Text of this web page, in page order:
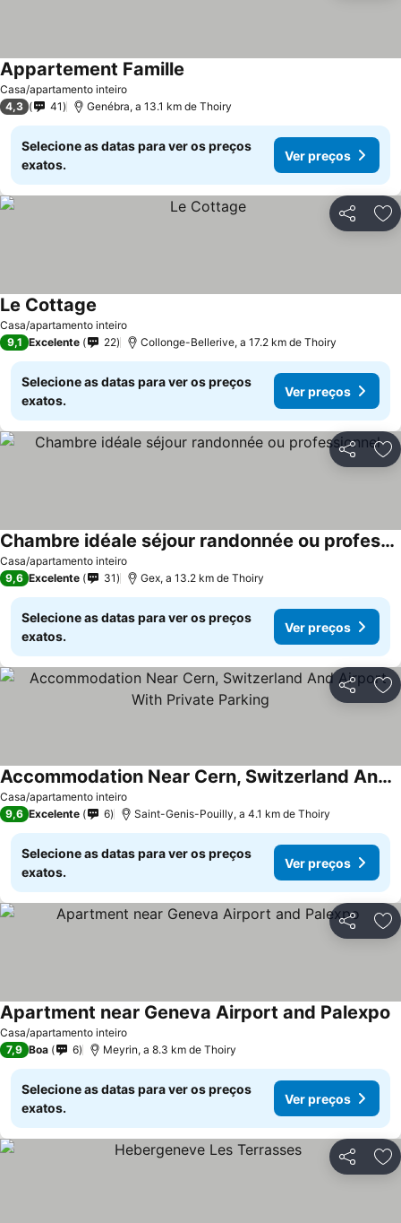
Casa/apartamento inteiro
Appartement Famille
4,3 41 Genébra, a 13.1 km de Thoiry
Selecione as datas para ver os preços
exatos.
Ver preços
Partilhar
Casa/apartamento inteiro
Le Cottage
9,1 Excelente 22 Collonge-Bellerive, a 17.2 km de Thoiry
Selecione as datas para ver os preços
exatos.
Ver preços
Partilhar
Casa/apartamento inteiro
Chambre idéale séjour randonnée ou professionnel
9,6 Excelente 31 Gex, a 13.2 km de Thoiry
Selecione as datas para ver os preços
exatos.
Ver preços
Partilhar
Casa/apartamento inteiro
Accommodation Near Cern, Switzerland And Airport With Private Parking
9,6 Excelente 6 Saint-Genis-Pouilly, a 4.1 km de Thoiry
Selecione as datas para ver os preços
exatos.
Ver preços
Partilhar
Casa/apartamento inteiro
Apartment near Geneva Airport and Palexpo
7,9 Boa 6 Meyrin, a 8.3 km de Thoiry
Selecione as datas para ver os preços
exatos.
Ver preços
Partilhar